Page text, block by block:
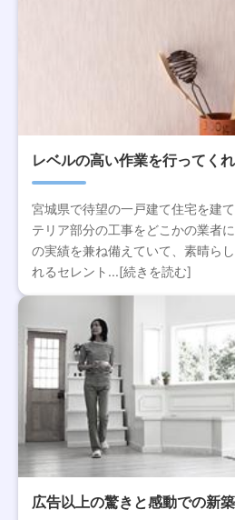
レベルの高い作業を行ってく
宮城県で待望の一戸建て住宅を建
テリア部分の工事をどこかの業者
の実績を兼ね備えていて、素晴ら
れるセレント...[続きを読む]
広告以上の驚きと感動での新